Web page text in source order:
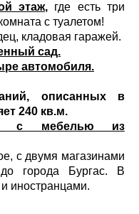
этаж, где есть три
с туалетом!
кладовая гаражей.
сад.
автомобиля.
описанных в
240 кв.м.
с мебелью из
с двумя магазинами
города Бургас. В
иностранцами.